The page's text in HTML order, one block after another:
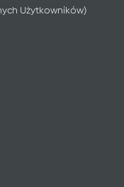
Użytkowników)